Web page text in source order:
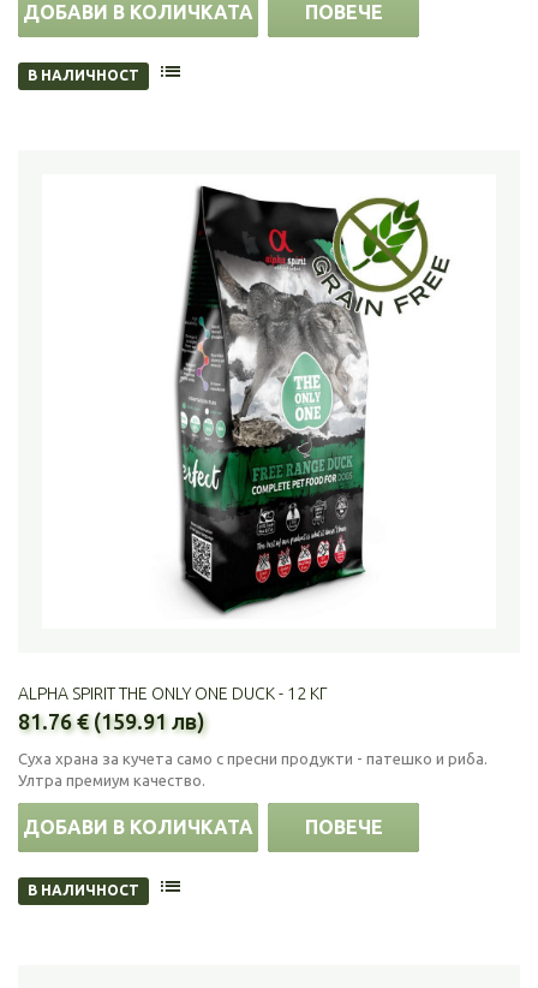
ДОБАВИ В КОЛИЧКАТА ПОВЕЧЕ
В НАЛИЧНОСТ
ALPHA SPIRIT THE ONLY ONE DUCK - 12 КГ
81.76 € (159.91 лв)
Суха храна за кучета само с пресни продукти - патешко и риба.
Ултра премиум качество.
ДОБАВИ В КОЛИЧКАТА ПОВЕЧЕ
В НАЛИЧНОСТ